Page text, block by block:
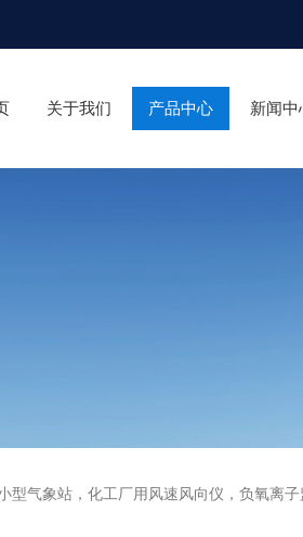
关于我们 产品中心 新闻中
象站，化工厂用风速风向仪，负氧离子监测站，